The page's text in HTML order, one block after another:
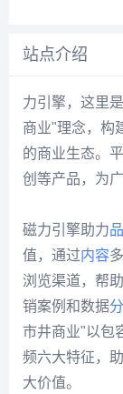
站点介绍
力引擎，这里是
商业"理念，构
的商业生态。
创等产品，为
磁力引擎助力
值，通过内容
浏览渠道，帮
销案例和数据
市井商业"以包
频六大特征，
大价值。